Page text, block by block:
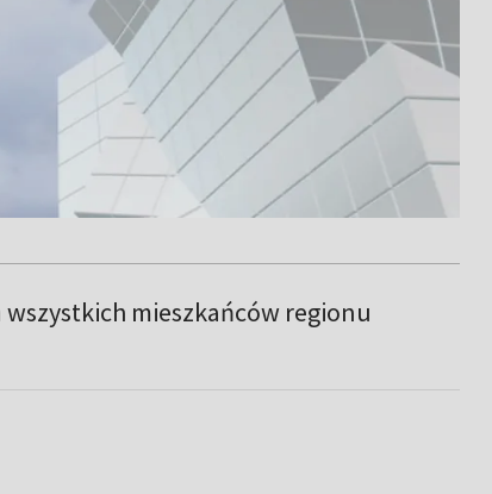
mieszkańców regionu